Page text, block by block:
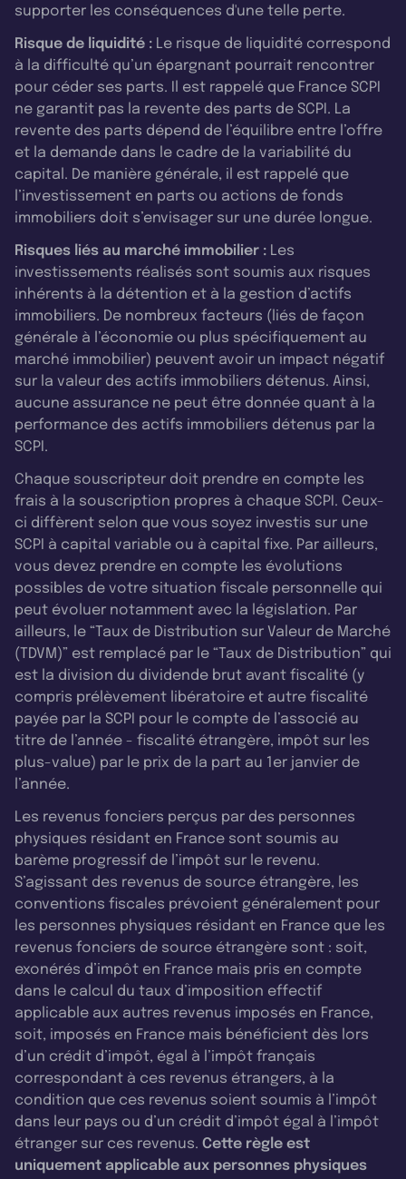
supporter les conséquences d'une telle perte.
Risque de liquidité : Le risque de liquidité correspond
à la difficulté qu’un épargnant pourrait rencontrer
pour céder ses parts. Il est rappelé que France SCPI
ne garantit pas la revente des parts de SCPI. La
revente des parts dépend de l’équilibre entre l’offre
et la demande dans le cadre de la variabilité du
capital. De manière générale, il est rappelé que
l’investissement en parts ou actions de fonds
immobiliers doit s’envisager sur une durée longue.
Risques liés au marché immobilier : Les
investissements réalisés sont soumis aux risques
inhérents à la détention et à la gestion d’actifs
immobiliers. De nombreux facteurs (liés de façon
générale à l’économie ou plus spécifiquement au
marché immobilier) peuvent avoir un impact négatif
sur la valeur des actifs immobiliers détenus. Ainsi,
aucune assurance ne peut être donnée quant à la
performance des actifs immobiliers détenus par la
SCPI.
Chaque souscripteur doit prendre en compte les
frais à la souscription propres à chaque SCPI. Ceux-
ci diffèrent selon que vous soyez investis sur une
SCPI à capital variable ou à capital fixe. Par ailleurs,
vous devez prendre en compte les évolutions
possibles de votre situation fiscale personnelle qui
peut évoluer notamment avec la législation. Par
ailleurs, le “Taux de Distribution sur Valeur de Marché
(TDVM)” est remplacé par le “Taux de Distribution” qui
est la division du dividende brut avant fiscalité (y
compris prélèvement libératoire et autre fiscalité
payée par la SCPI pour le compte de l’associé au
titre de l’année - fiscalité étrangère, impôt sur les
plus-value) par le prix de la part au 1er janvier de
l’année.
Les revenus fonciers perçus par des personnes
physiques résidant en France sont soumis au
barème progressif de l’impôt sur le revenu.
S’agissant des revenus de source étrangère, les
conventions fiscales prévoient généralement pour
les personnes physiques résidant en France que les
revenus fonciers de source étrangère sont : soit,
exonérés d’impôt en France mais pris en compte
dans le calcul du taux d’imposition effectif
applicable aux autres revenus imposés en France,
soit, imposés en France mais bénéficient dès lors
d’un crédit d’impôt, égal à l’impôt français
correspondant à ces revenus étrangers, à la
condition que ces revenus soient soumis à l’impôt
dans leur pays ou d’un crédit d’impôt égal à l’impôt
étranger sur ces revenus. Cette règle est
uniquement applicable aux personnes physiques